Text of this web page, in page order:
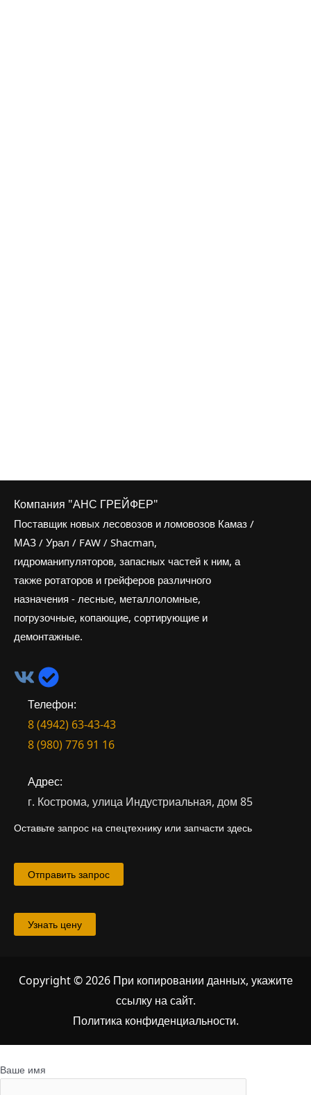
Компания "АНС ГРЕЙФЕР"
Поставщик новых лесовозов и ломовозов Камаз /
МАЗ / Урал / FAW / Shacman,
гидроманипуляторов, запасных частей к ним, а
также ротаторов и грейферов различного
назначения - лесные, металлоломные,
погрузочные, копающие, сортирующие и
демонтажные.
Телефон:
8 (4942) 63-43-43
8 (980) 776 91 16
Адрес:
г. Кострома, улица Индустриальная, дом 85
Оставьте запрос на спецтехнику или запчасти здесь
Отправить запрос
Узнать цену
Copyright © 2026 При копировании данных, укажите
ссылку на сайт.
Политика конфиденциальности.
Ваше имя